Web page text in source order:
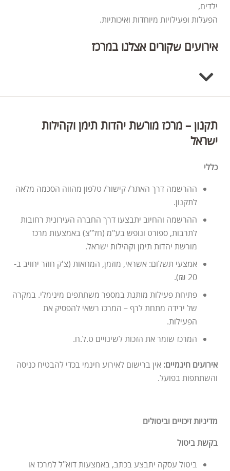
ילדים,
הפעלות ופעילויות מיוחדות ואיכותיות.
אירועים שקורים אצלנו במרכז
תקנון – מרכז מורשת יהדות תימן וקהילות
ישראל
כללי
ההרשמה דרך האתר/ קישור/ טלפון מהווה הסכמה מלאה
לתקנון.
ההרשמה והחיוב יתבצעו דרך החברה העירונית רחובות
לתרבות, ספורט ונופש בע"מ (חל"צ) באמצעות מרכז
מורשת יהדות תימן וקהילות ישראל.
אמצעי תשלום: אשראי, מוזמן, המחאות (צ'ק חוזר יחויב ב-
20 ₪).
פתיחת פעילות מותנת במספר משתתפים מינימלי. במקרה
של ירידה מתחת לרף – המרכז רשאי להפסיק את
הפעילות.
המרכז שומר את הזכות לשינויים ט.ל.ח.
אירועים חינמיים: אין ברישום לאירוע חינמי בכדי להבטיח כניסה
והשתתפות בפועל.
מדיניות זיכויים וביטולים
בקשת ביטול
ביטול עסקה יתבצע בכתב, באמצעות דוא"ל למרכז או